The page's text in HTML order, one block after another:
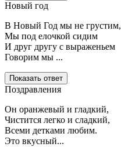
Новый год
В Новый Год мы не грустим,
Мы под елочкой сидим
И друг другу с выраженьем
Говорим мы ...
Показать ответ
Поздравления
Он оранжевый и гладкий,
Чистится легко и сладкий,
Всеми детками любим.
Это вкусный...